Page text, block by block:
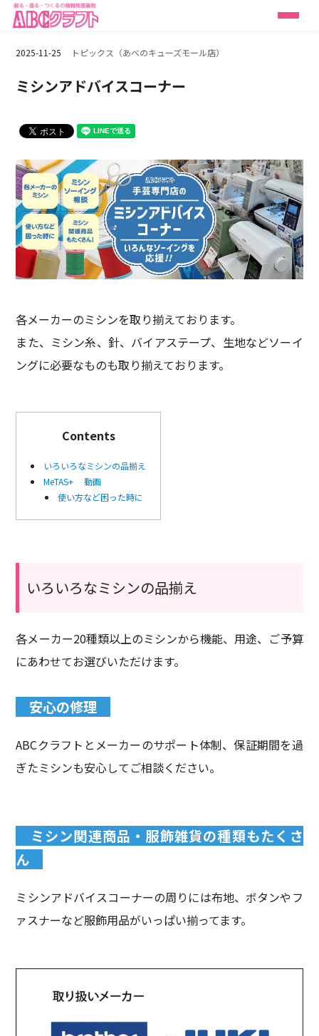
2025-11-25 トピックス（あべのキューズモール店）
ミシンアドバイスコーナー
各メーカーのミシンを取り揃えております。
また、ミシン糸、針、バイアステープ、生地などソーイ
ングに必要なものも取り揃えております。
Contents
いろいろなミシンの品揃え
MeTAS+ 動画
使い方など困った時に
いろいろなミシンの品揃え
各メーカー20種類以上のミシンから機能、用途、ご予算
にあわせてお選びいただけます。
安心の修理
ABCクラフトとメーカーのサポート体制、保証期間を過
ぎたミシンも安心してご相談ください。
ミシン関連商品・服飾雑貨の種類もたくさ
ん
ミシンアドバイスコーナーの周りには布地、ボタンやフ
ァスナーなど服飾用品がいっぱい揃ってます。